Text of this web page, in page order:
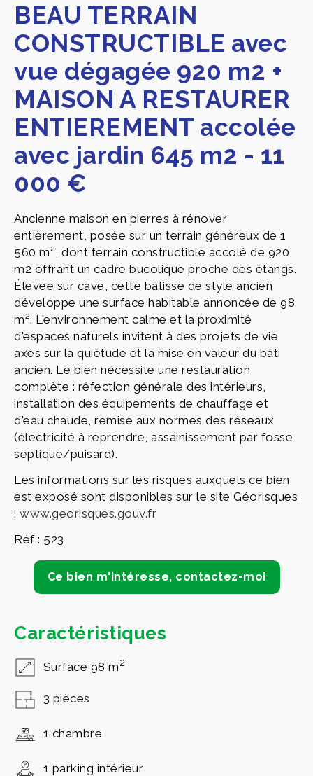
BEAU TERRAIN
CONSTRUCTIBLE avec
vue dégagée 920 m2 +
MAISON A RESTAURER
ENTIEREMENT accolée
avec jardin 645 m2 - 11
000 €
Ancienne maison en pierres à rénover
entièrement, posée sur un terrain généreux de 1
560 m², dont terrain constructible accolé de 920
m2 offrant un cadre bucolique proche des étangs.
Élevée sur cave, cette bâtisse de style ancien
développe une surface habitable annoncée de 98
m². L'environnement calme et la proximité
d'espaces naturels invitent à des projets de vie
axés sur la quiétude et la mise en valeur du bâti
ancien. Le bien nécessite une restauration
complète : réfection générale des intérieurs,
installation des équipements de chauffage et
d'eau chaude, remise aux normes des réseaux
(électricité à reprendre, assainissement par fosse
septique/puisard).
Les informations sur les risques auxquels ce bien
est exposé sont disponibles sur le site Géorisques
: www.georisques.gouv.fr
Réf : 523
Ce bien m'intéresse, contactez-moi
Caractéristiques
Surface 98 m2
3 pièces
1 chambre
1 parking intérieur